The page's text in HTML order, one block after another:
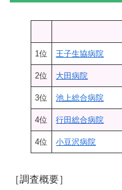
病
1位 王子生協病院
2位 大田病院
3位 池上総合病院
4位 行田総合病院
4位 小豆沢病院
［調査概要］